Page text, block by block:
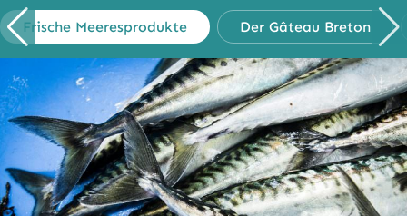
Frische Meeresprodukte Der Gâteau Breton